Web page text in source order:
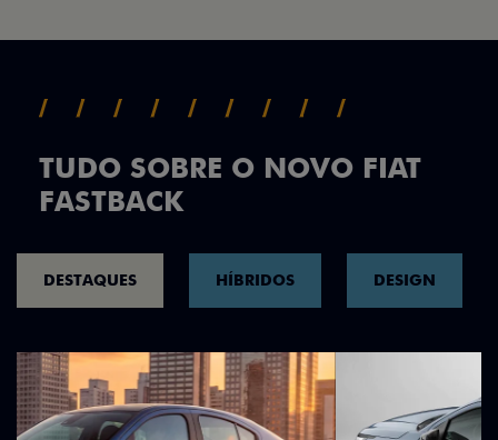
TUDO SOBRE O NOVO FIAT
FASTBACK
DESTAQUES HÍBRIDOS DESIGN